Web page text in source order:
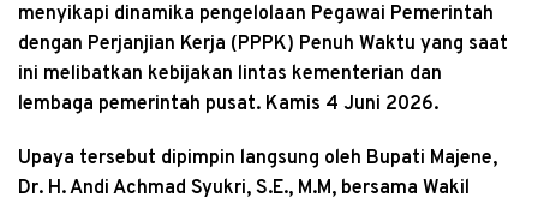
menyikapi dinamika pengelolaan Pegawai Pemerintah
dengan Perjanjian Kerja (PPPK) Penuh Waktu yang saat
ini melibatkan kebijakan lintas kementerian dan
lembaga pemerintah pusat. Kamis 4 Juni 2026.
Upaya tersebut dipimpin langsung oleh Bupati Majene,
Dr. H. Andi Achmad Syukri, S.E., M.M, bersama Wakil